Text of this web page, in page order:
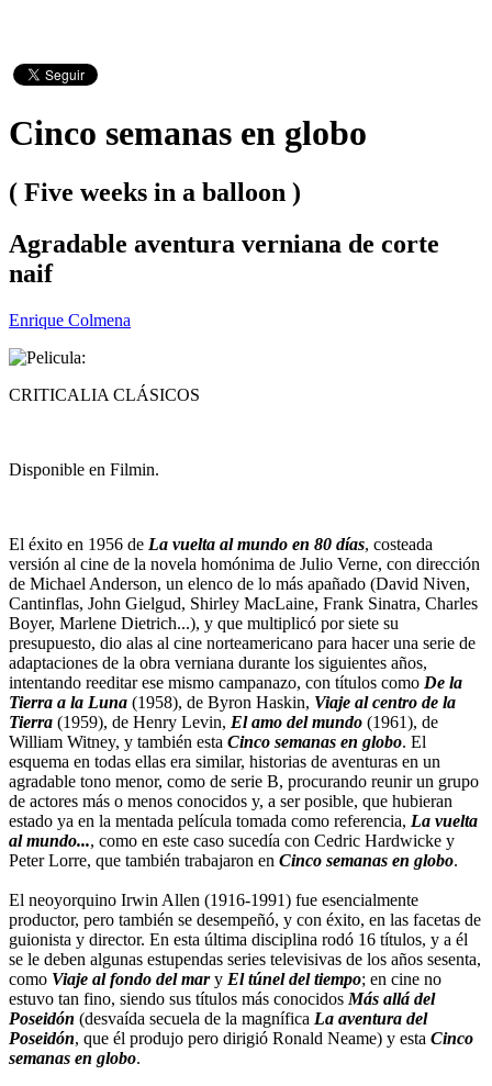
Cinco semanas en globo
( Five weeks in a balloon )
Agradable aventura verniana de corte
naif
Enrique Colmena
CRITICALIA CLÁSICOS
Disponible en Filmin.
El éxito en 1956 de La vuelta al mundo en 80 días, costeada
versión al cine de la novela homónima de Julio Verne, con dirección
de Michael Anderson, un elenco de lo más apañado (David Niven,
Cantinflas, John Gielgud, Shirley MacLaine, Frank Sinatra, Charles
Boyer, Marlene Dietrich...), y que multiplicó por siete su
presupuesto, dio alas al cine norteamericano para hacer una serie de
adaptaciones de la obra verniana durante los siguientes años,
intentando reeditar ese mismo campanazo, con títulos como De la
Tierra a la Luna (1958), de Byron Haskin, Viaje al centro de la
Tierra (1959), de Henry Levin, El amo del mundo (1961), de
William Witney, y también esta Cinco semanas en globo. El
esquema en todas ellas era similar, historias de aventuras en un
agradable tono menor, como de serie B, procurando reunir un grupo
de actores más o menos conocidos y, a ser posible, que hubieran
estado ya en la mentada película tomada como referencia, La vuelta
al mundo..., como en este caso sucedía con Cedric Hardwicke y
Peter Lorre, que también trabajaron en Cinco semanas en globo.
El neoyorquino Irwin Allen (1916-1991) fue esencialmente
productor, pero también se desempeñó, y con éxito, en las facetas de
guionista y director. En esta última disciplina rodó 16 títulos, y a él
se le deben algunas estupendas series televisivas de los años sesenta,
como Viaje al fondo del mary El túnel del tiempo; en cine no
estuvo tan fino, siendo sus títulos más conocidos Más allá del
Poseidón (desvaída secuela de la magnífica La aventura del
Poseidón, que él produjo pero dirigió Ronald Neame) y esta Cinco
semanas en globo.